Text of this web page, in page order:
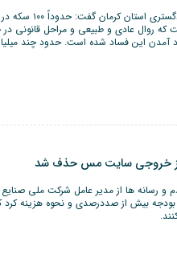
رئیس کل
روال عادی و طبیعی و مراحل قانونی در
آمدن این فساد شده است. حدود چند
خروجی سایت مس حذف شد
و رسانه ها از مدیر عامل شرکت ملی
بیش از صددرصدی و نحوه هزینه کرد